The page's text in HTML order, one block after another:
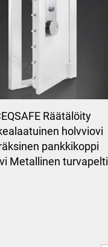
Räätälöity
holvviovi
pankkikoppi
Metallinen turvapelti